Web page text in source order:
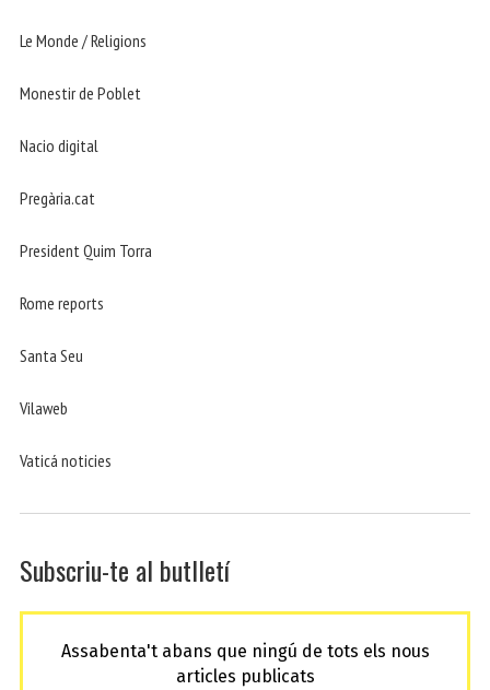
Le Monde / Religions
Monestir de Poblet
Nacio digital
Pregària.cat
President Quim Torra
Rome reports
Santa Seu
Vilaweb
Vaticá noticies
Subscriu-te al butlletí
Assabenta't abans que ningú de tots els nous
articles publicats